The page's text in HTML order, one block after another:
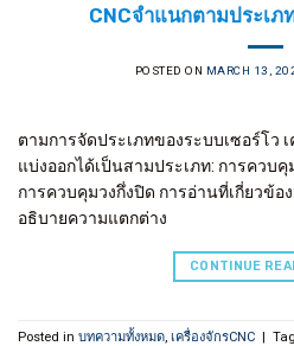
CNCจำแนกตามประเภ
POSTED ON MARCH 13,
ตามการจัดประเภทของระบบเซอร์โว
แบ่งออกได้เป็นสามประเภท: การควบ
การควบคุมวงกึ่งปิด การอ่านที่เกี่ยวข้อง
อธิบายความแตกต่าง
CONTINUE
Posted in บทความทั้งหมด, เครื่องจักรCNC |